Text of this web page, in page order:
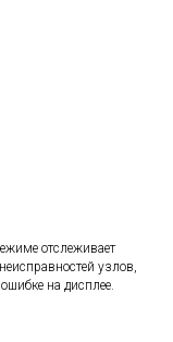
отслеживает
узлов,
на дисплее.